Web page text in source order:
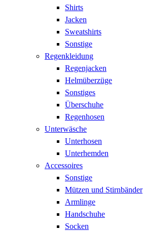
Shirts
Jacken
Sweatshirts
Sonstige
Regenkleidung
Regenjacken
Helmüberzüge
Sonstiges
Überschuhe
Regenhosen
Unterwäsche
Unterhosen
Unterhemden
Accessoires
Sonstige
Mützen und Stirnbänder
Armlinge
Handschuhe
Socken